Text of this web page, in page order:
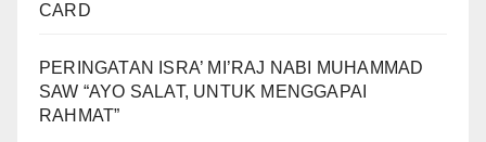
CARD
PERINGATAN ISRA’ MI’RAJ NABI MUHAMMAD
SAW “AYO SALAT, UNTUK MENGGAPAI
RAHMAT”